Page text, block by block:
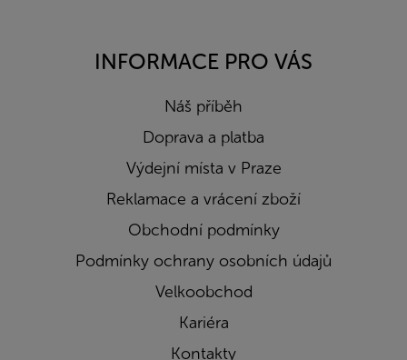
INFORMACE PRO VÁS
Náš příběh
Doprava a platba
Výdejní místa v Praze
Reklamace a vrácení zboží
Obchodní podmínky
Podmínky ochrany osobních údajů
Velkoobchod
Kariéra
Kontakty